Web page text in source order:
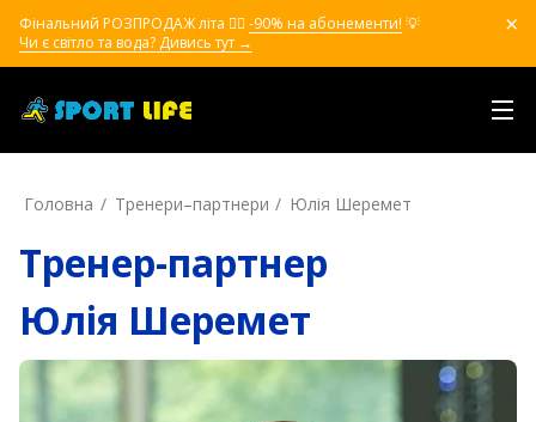
Фінальний РОЗПРОДАЖ літа ❤️‍🔥 -90% на абонементи! 💡
Чи є світло та вода? Дивись тут →
Головна Тренери–партнери Юлія Шеремет
Тренер-партнер
Юлія Шеремет